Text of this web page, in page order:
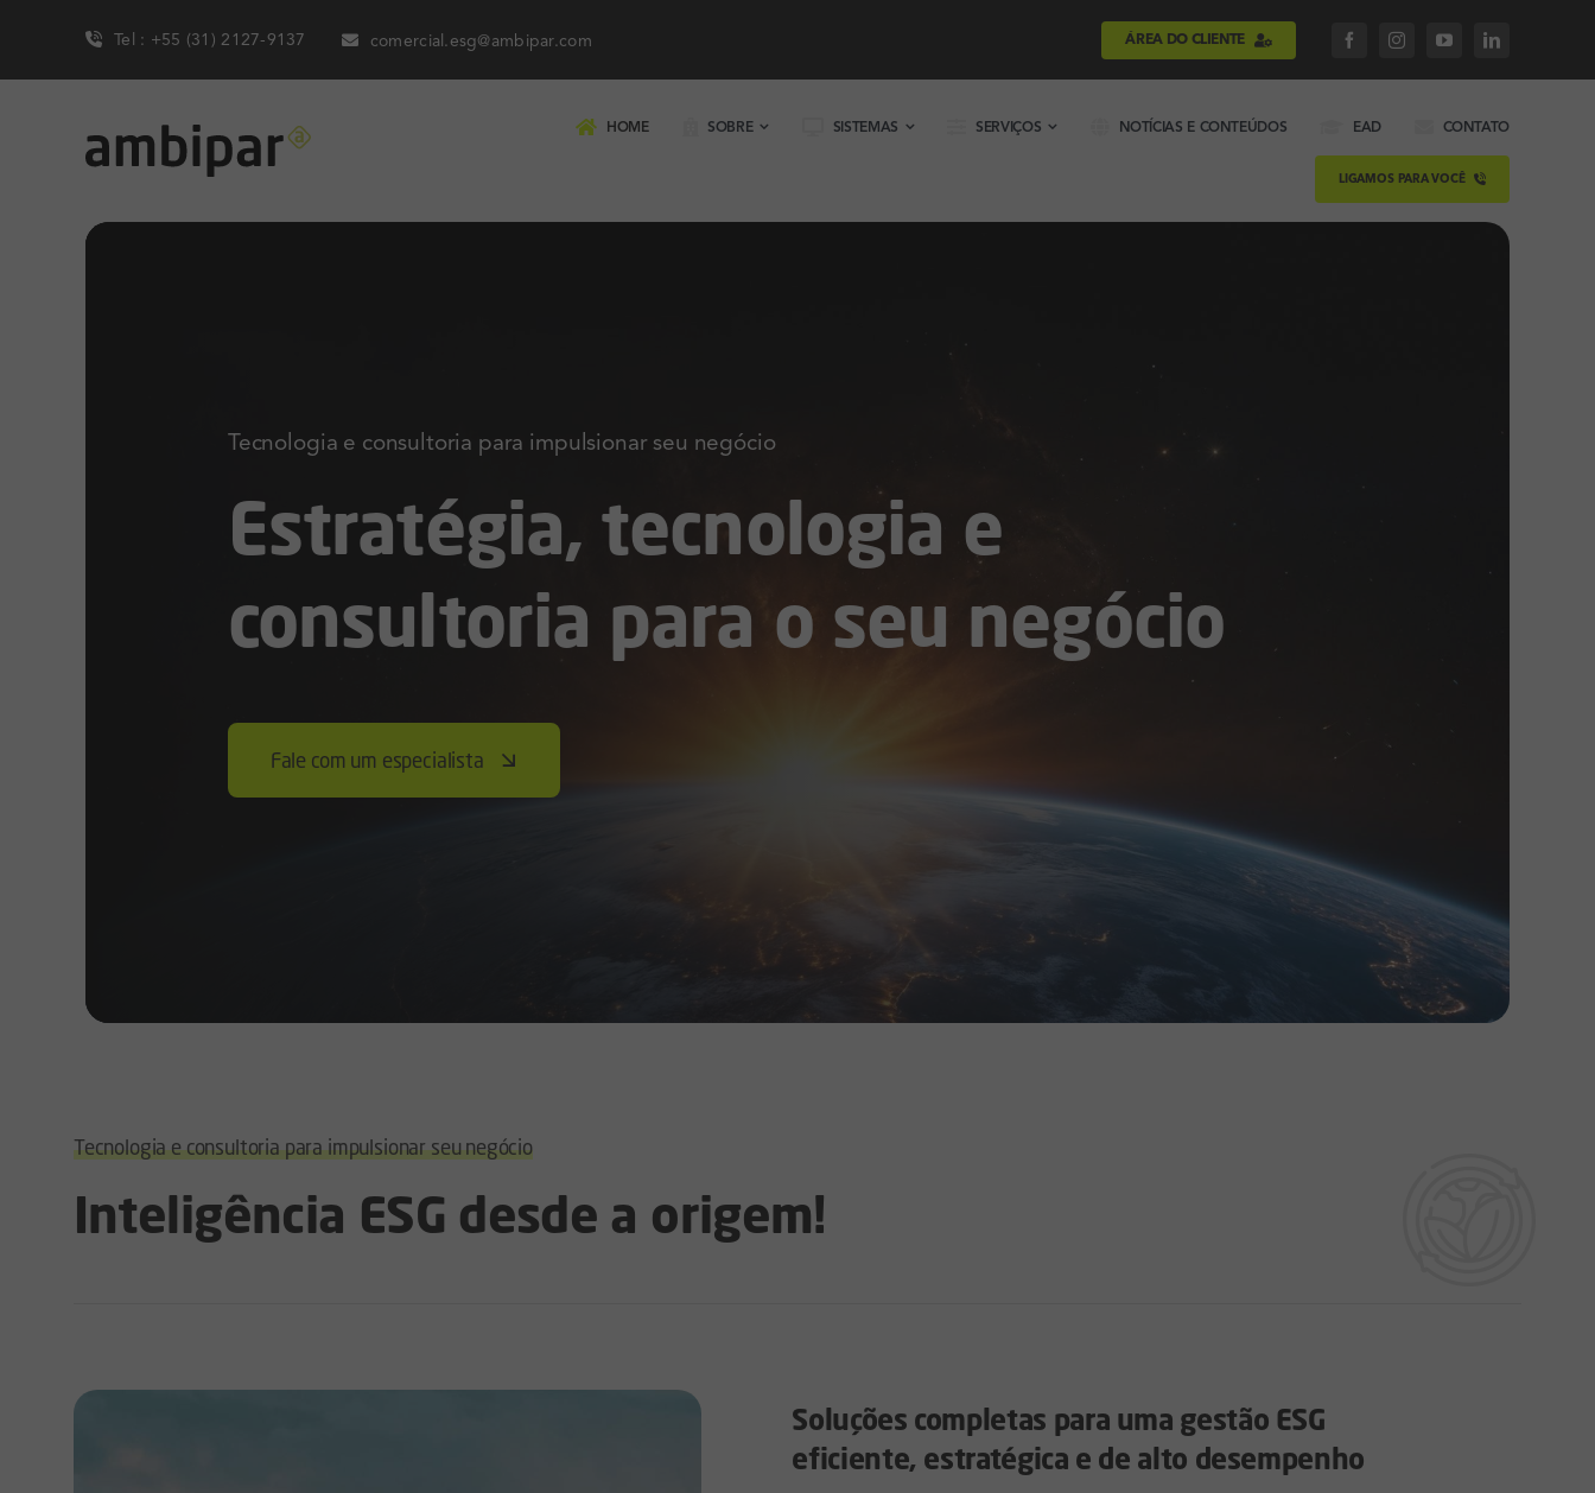
content
Tel : +55 (31) 2127-9137 comercial.esg@ambipar.com ÁREA DO CLIENTE
HOME SOBRE SISTEMAS SERVIÇOS NOTÍCIAS E CONTEÚDOS EAD CONTATO
LIGAMOS PARA VOCÊ
Tecnologia e consultoria para impulsionar seu negócio
Estratégia, tecnologia e
consultoria para o seu negócio
Fale com um especialista
Tecnologia e consultoria para impulsionar seu negócio
Inteligência ESG desde a origem!
Soluções completas para uma gestão ESG
eficiente, estratégica e de alto desempenho